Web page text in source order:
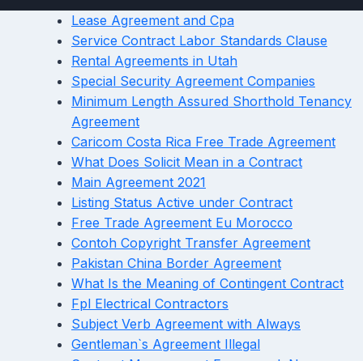
Lease Agreement and Cpa
Service Contract Labor Standards Clause
Rental Agreements in Utah
Special Security Agreement Companies
Minimum Length Assured Shorthold Tenancy
Agreement
Caricom Costa Rica Free Trade Agreement
What Does Solicit Mean in a Contract
Main Agreement 2021
Listing Status Active under Contract
Free Trade Agreement Eu Morocco
Contoh Copyright Transfer Agreement
Pakistan China Border Agreement
What Is the Meaning of Contingent Contract
Fpl Electrical Contractors
Subject Verb Agreement with Always
Gentleman`s Agreement Illegal